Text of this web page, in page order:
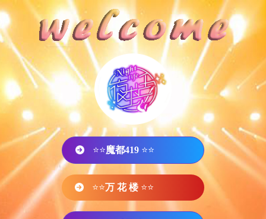
⭐⭐魔都419 ⭐⭐
⭐⭐万 花 楼 ⭐⭐